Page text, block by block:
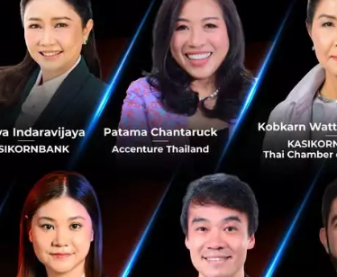
ถือเป็น 1 ใน 22 ทีมสตาร์ทอัพรุ่นแรกของโคร
สำนักงานนวัตกรรมแห่งชาติ (องค์การมหาชน) บริ
ยาลัยมหิดล โดยได้รับความร่วมมือของบริษัท ไท
บริษัท เบทาโกร จำกัด (มหาชน) และบริษัท ดีลอ
ารเติบโตทางธุรกิจด้านเทคโนโลยีอาหาร (โครงก
นับเป็นการเริ่มต้นผลิตเนื้อสัตว์จากพืชในประเท
ากพืชจากเอเชียตะวันออกเฉียงใต้ไปใช้ทั่วโลก
Meat,prnewswire